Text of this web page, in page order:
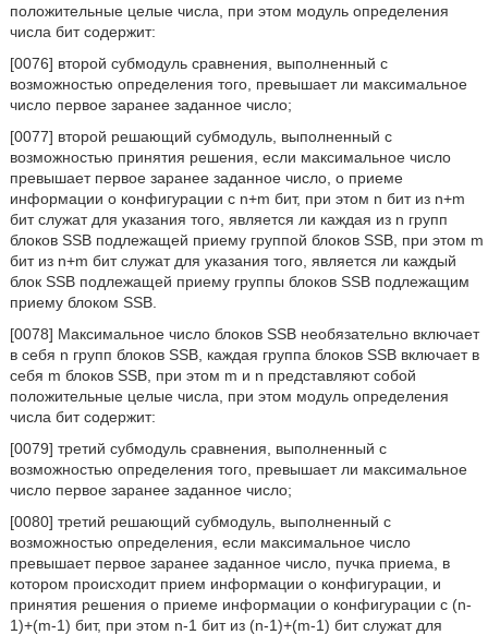
положительные целые числа, при этом модуль определения
числа бит содержит:
[0076] второй субмодуль сравнения, выполненный с
возможностью определения того, превышает ли максимальное
число первое заранее заданное число;
[0077] второй решающий субмодуль, выполненный с
возможностью принятия решения, если максимальное число
превышает первое заранее заданное число, о приеме
информации о конфигурации с n+m бит, при этом n бит из n+m
бит служат для указания того, является ли каждая из n групп
блоков SSB подлежащей приему группой блоков SSB, при этом m
бит из n+m бит служат для указания того, является ли каждый
блок SSB подлежащей приему группы блоков SSB подлежащим
приему блоком SSB.
[0078] Максимальное число блоков SSB необязательно включает
в себя n групп блоков SSB, каждая группа блоков SSB включает в
себя m блоков SSB, при этом m и n представляют собой
положительные целые числа, при этом модуль определения
числа бит содержит:
[0079] третий субмодуль сравнения, выполненный с
возможностью определения того, превышает ли максимальное
число первое заранее заданное число;
[0080] третий решающий субмодуль, выполненный с
возможностью определения, если максимальное число
превышает первое заранее заданное число, пучка приема, в
котором происходит прием информации о конфигурации, и
принятия решения о приеме информации о конфигурации с (n-
1)+(m-1) бит, при этом n-1 бит из (n-1)+(m-1) бит служат для